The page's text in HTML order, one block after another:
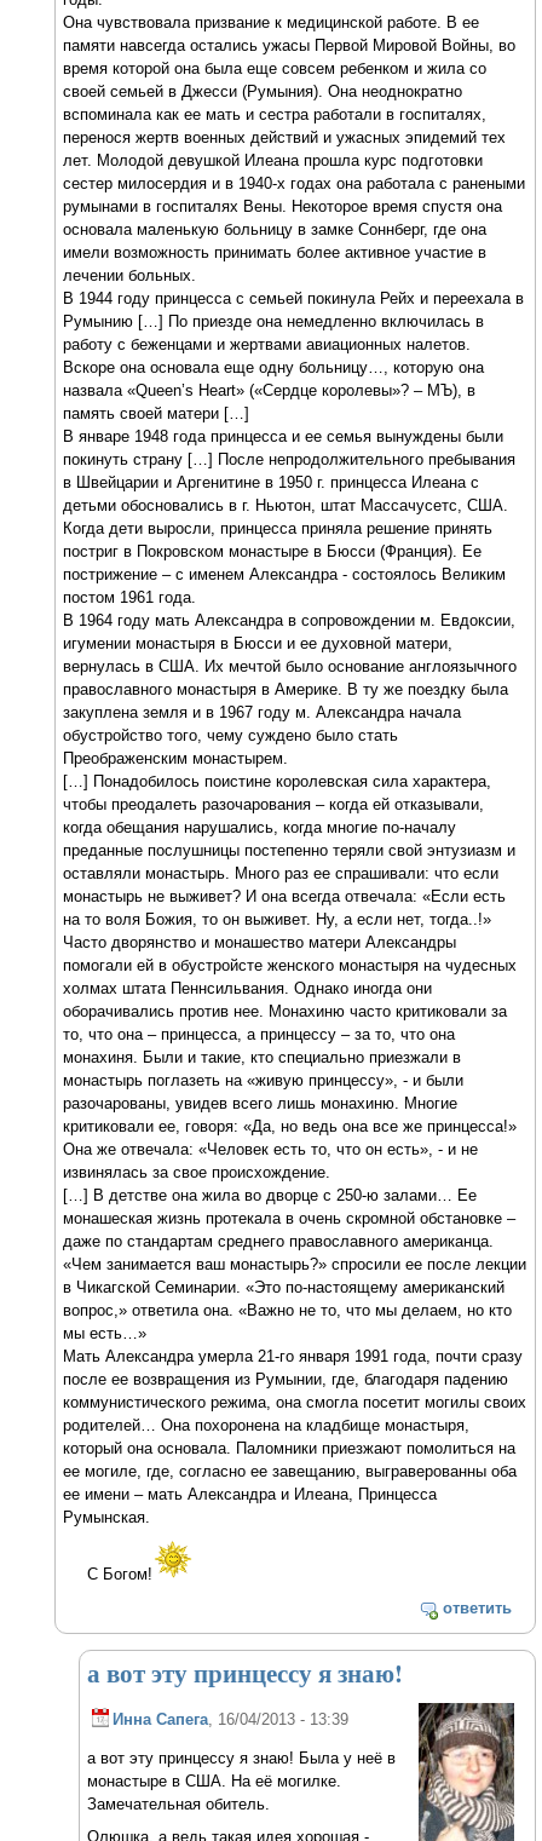
Она чувствовала призвание к медицинской работе. В ее
памяти навсегда остались ужасы Первой Мировой Войны, во
время которой она была еще совсем ребенком и жила со
своей семьей в Джесси (Румыния). Она неоднократно
вспоминала как ее мать и сестра работали в госпиталях,
перенося жертв военных действий и ужасных эпидемий тех
лет. Молодой девушкой Илеана прошла курс подготовки
сестер милосердия и в 1940-х годах она работала с ранеными
румынами в госпиталях Вены. Некоторое время спустя она
основала маленькую больницу в замке Соннберг, где она
имели возможность принимать более активное участие в
лечении больных.
В 1944 году принцесса с семьей покинула Рейх и переехала в
Румынию […] По приезде она немедленно включилась в
работу с беженцами и жертвами авиационных налетов.
Вскоре она основала еще одну больницу…, которую она
назвала «Queen’s Heart» («Сердце королевы»? – МЪ), в
память своей матери […]
В январе 1948 года принцесса и ее семья вынуждены были
покинуть страну […] После непродолжительного пребывания
в Швейцарии и Аргенитине в 1950 г. принцесса Илеана с
детьми обосновались в г. Ньютон, штат Массачусетс, США.
Когда дети выросли, принцесса приняла решение принять
постриг в Покровском монастыре в Бюсси (Франция). Ее
пострижение – с именем Александра - состоялось Великим
постом 1961 года.
В 1964 году мать Александра в сопровождении м. Евдоксии,
игумении монастыря в Бюсси и ее духовной матери,
вернулась в США. Их мечтой было основание англоязычного
православного монастыря в Америке. В ту же поездку была
закуплена земля и в 1967 году м. Александра начала
обустройство того, чему суждено было стать
Преображенским монастырем.
[…] Понадобилось поистине королевская сила характера,
чтобы преодалеть разочарования – когда ей отказывали,
когда обещания нарушались, когда многие по-началу
преданные послушницы постепенно теряли свой энтузиазм и
оставляли монастырь. Много раз ее спрашивали: что если
монастырь не выживет? И она всегда отвечала: «Если есть
на то воля Божия, то он выживет. Ну, а если нет, тогда..!»
Часто дворянство и монашество матери Александры
помогали ей в обустройсте женского монастыря на чудесных
холмах штата Пеннсильвания. Однако иногда они
оборачивались против нее. Монахиню часто критиковали за
то, что она – принцесса, а принцессу – за то, что она
монахиня. Были и такие, кто специально приезжали в
монастырь поглазеть на «живую принцессу», - и были
разочарованы, увидев всего лишь монахиню. Многие
критиковали ее, говоря: «Да, но ведь она все же принцесса!»
Она же отвечала: «Человек есть то, что он есть», - и не
извинялась за свое происхождение.
[…] В детстве она жила во дворце с 250-ю залами… Ее
монашеская жизнь протекала в очень скромной обстановке –
даже по стандартам среднего православного американца.
«Чем занимается ваш монастырь?» спросили ее после лекции
в Чикагской Семинарии. «Это по-настоящему американский
вопрос,» ответила она. «Важно не то, что мы делаем, но кто
мы есть…»
Мать Александра умерла 21-го января 1991 года, почти сразу
после ее возвращения из Румынии, где, благодаря падению
коммунистического режима, она смогла посетит могилы своих
родителей… Она похоронена на кладбище монастыря,
который она основала. Паломники приезжают помолиться на
ее могиле, где, согласно ее завещанию, выграверованны оба
ее имени – мать Александра и Илеана, Принцесса
Румынская.
С Богом!
ответить
а вот эту принцессу я знаю!
Инна Сапега , 16/04/2013 - 13:39
а вот эту принцессу я знаю! Была у неё в
монастыре в США. На её могилке.
Замечательная обитель.
Олюшка, а ведь такая идея хорошая -